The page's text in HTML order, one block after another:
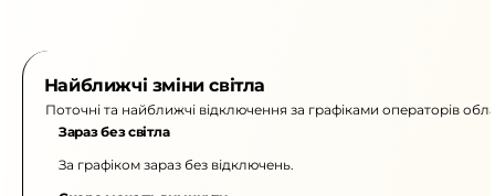
Найближчі зміни світла
Поточні та найближчі відключення за графіками операторів
Зараз без світла
За графіком зараз без відключень.